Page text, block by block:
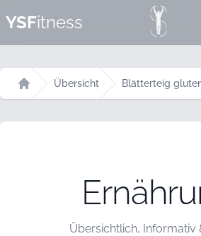
YSFitness
Startseite
Übersicht Blätterteig
Übersichtlich, Informativ